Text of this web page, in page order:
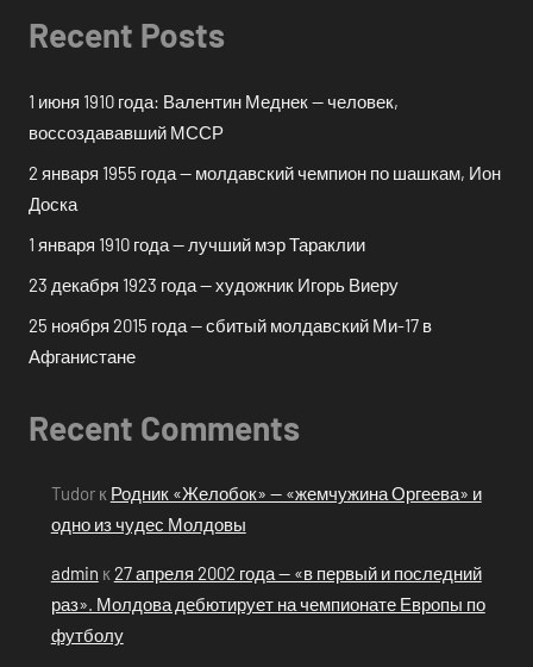
Recent Posts
1 июня 1910 года: Валентин Меднек — человек,
воссоздававший МССР
2 января 1955 года — молдавский чемпион по шашкам, Ион
Доска
1 января 1910 года — лучший мэр Тараклии
23 декабря 1923 года — художник Игорь Виеру
25 ноября 2015 года — сбитый молдавский Ми-17 в
Афганистане
Recent Comments
Tudorк Родник «Желобок» — «жемчужина Оргеева» и
одно из чудес Молдовы
admin к 27 апреля 2002 года — «в первый и последний
раз». Молдова дебютирует на чемпионате Европы по
футболу